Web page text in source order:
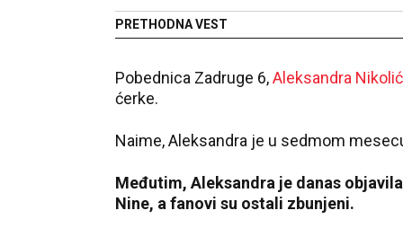
PRETHODNA VEST
Pobednica Zadruge 6,Aleksandra Nikolić
ćerke.
Naime, Aleksandra je u sedmom
Međutim, Aleksandra je danas
Nine, a fanovi su ostali zbunjeni.